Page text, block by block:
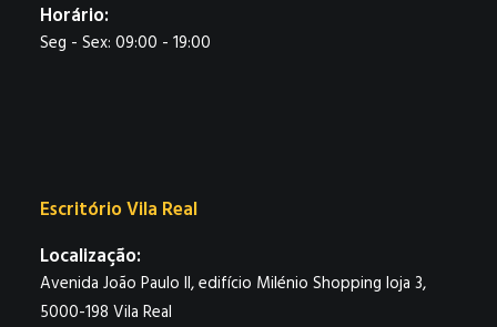
Horário:
Seg - Sex: 09:00 - 19:00
Escritório Vila Real
Localização:
Avenida João Paulo II, edifício Milénio Shopping loja 3,
5000-198 Vila Real